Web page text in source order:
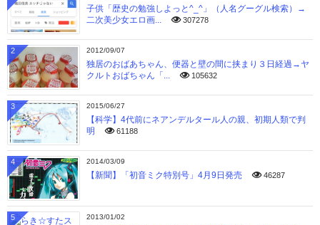
子供「歴史の勉強しよっと^_^」（人名グーグル検索）→
二次美少女エロ画...
307278
2012/09/07
独居のおばあちゃん、便器と壁の間に挟まり３日経過→ヤ
クルトおばちゃん「...
105632
2
2015/06/27
【科学】4代前にネアンデルタール人の親、初期人類で判
明
61188
3
2014/03/09
【新聞】「初音ミク特別号」4月9日発売 46287
4
2013/01/02
5